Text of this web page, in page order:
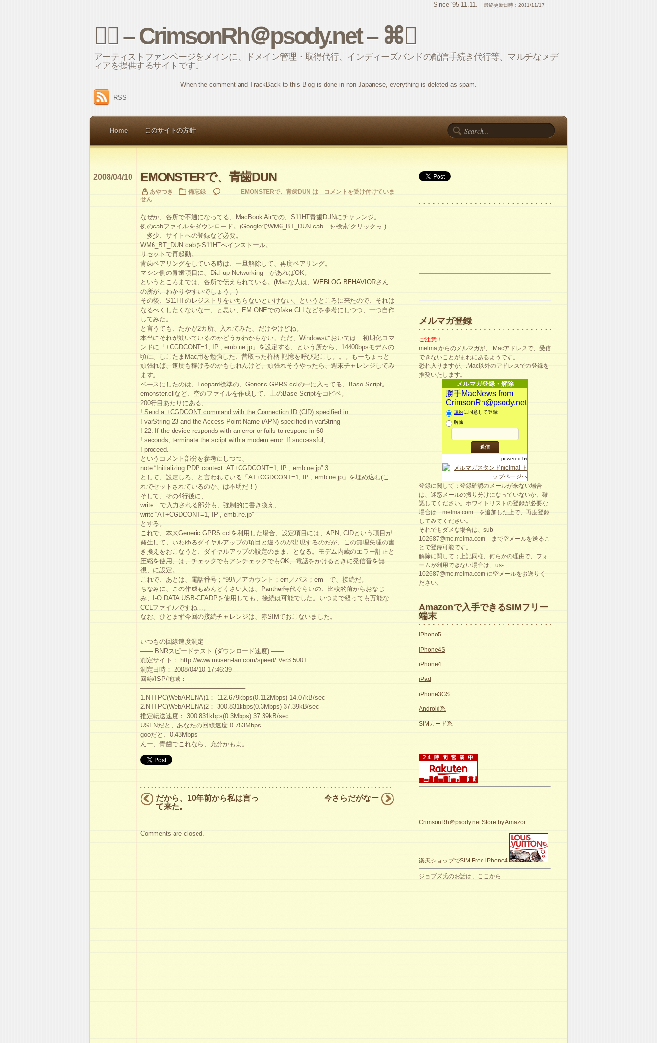
Since '95.11.11. 最終更新日時：2011/11/17
⌘ – CrimsonRh＠psody.net – ⌘
アーティストファンページをメインに、ドメイン管理・取得代行、インディーズバンドの配信手続き代行等、マルチなメデ
ィアを提供するサイトです。
When the comment and TrackBack to this Blog is done in non Japanese, everything is deleted as spam.
RSS
Home このサイトの方針
EMONSTERで、青歯DUN
2008/04/10
あやつき 備忘録 EMONSTERで、青歯DUN は
コメントを受け付けていま
せん
なぜか、各所で不通になってる、MacBook Airでの、S11HT青歯DUNにチャレンジ。
例のcabファイルをダウンロード。(GoogleでWM6_BT_DUN.cab を検索“クリックっ”)
多少、サイトへの登録など必要。
WM6_BT_DUN.cabをS11HTへインストール。
リセットで再起動。
青歯ペアリングをしている時は、一旦解除して、再度ペアリング。
マシン側の青歯項目に、Dial-up Networking があればOK。
というところまでは、各所で伝えられている。(Macな人は、 WEBLOG BEHAVIORさん
の所が、わかりやすいでしょう。)
その後、S11HTのレジストリをいぢらないといけない、というところに来たので、それは
なるべくしたくないなー、と思い、EM ONEでのfake CLLなどを参考にしつつ、一つ自作
してみた。
と言うても、たかが2カ所、入れてみた、だけやけどね。
本当にそれが効いているのかどうかわからない。ただ、Windowsにおいては、初期化コマ
ンドに「+CGDCONT=1, IP , emb.ne.jp」を設定する、という所から、14400bpsモデムの
頃に、しこたまMac用を勉強した、昔取った杵柄 記憶を呼び起こし。。。もーちょっと
頑張れば、速度も稼げるのかもしれんけど。頑張れそうやったら、週末チャレンジしてみ
ます。
ベースにしたのは、Leopard標準の、Generic GPRS.cclの中に入ってる、Base Script。
emonster.cllなど、空のファイルを作成して、上のBase Scriptをコピペ。
200行目あたりにある、
! Send a +CGDCONT command with the Connection ID (CID) specified in
! varString 23 and the Access Point Name (APN) specified in varString
! 22. If the device responds with an error or fails to respond in 60
! seconds, terminate the script with a modem error. If successful,
! proceed.
というコメント部分を参考にしつつ、
note “Initializing PDP context: AT+CGDCONT=1, IP , emb.ne.jp” 3
として、設定しろ、と言われている「AT+CGDCONT=1, IP , emb.ne.jp」を埋め込む(こ
れでセットされているのか、は不明だ！)
そして、その4行後に、
write で入力される部分も、強制的に書き換え、
write “AT+CGDCONT=1, IP , emb.ne.jp”
とする。
これで、本来Generic GPRS.cclを利用した場合、設定項目には、APN, CIDという項目が
発生して、いわゆるダイヤルアップの項目と違うのが出現するのだが、この無理矢理の書
き換えをおこなうと、ダイヤルアップの設定のまま、となる。モデム内蔵のエラー訂正と
圧縮を使用、は、チェックでもアンチェックでもOK、電話をかけるときに発信音を無
視、に設定。
これで、あとは、電話番号；*99#／アカウント；em／パス；em で、接続だ。
ちなみに、この作成もめんどくさい人は、Panther時代ぐらいの、比較的前からおなじ
み、I-O DATA USB-CFADPを使用しても、接続は可能でした。いつまで経っても万能な
CCLファイルですね…。
なお、ひとまず今回の接続チャレンジは、赤SIMでおこないました。
いつもの回線速度測定
—— BNRスピードテスト (ダウンロード速度) ——
測定サイト： http://www.musen-lan.com/speed/ Ver3.5001
測定日時： 2008/04/10 17:46:39
回線/ISP/地域：
————————————————–
1.NTTPC(WebARENA)1： 112.679kbps(0.112Mbps) 14.07kB/sec
2.NTTPC(WebARENA)2： 300.831kbps(0.3Mbps) 37.39kB/sec
推定転送速度： 300.831kbps(0.3Mbps) 37.39kB/sec
USENだと、あなたの回線速度 0.753Mbps
gooだと、0.43Mbps
んー、青歯でこれなら、充分かもよ。
だから、10年前から私は言っ
て来た。
今さらだがなー
Comments are closed.
メルマガ登録
ご注意！
melma!からのメルマガが、.Macアドレスで、受信
できないことがまれにあるようです。
恐れ入りますが、.Mac以外のアドレスでの登録を
推奨いたします。
メルマガ登録・解除
勝手MacNews from
CrimsonRh@psody.net
規約に同意して登録
解除
powered by
登録に関して；登録確認のメールが来ない場合
は、迷惑メールの振り分けになっていないか、確
認してください。ホワイトリストの登録が必要な
場合は、melma.com を追加した上で、再度登録
してみてください。
それでもダメな場合は、sub-
102687@mc.melma.com まで空メールを送るこ
とで登録可能です。
解除に関して；上記同様、何らかの理由で、フォ
ームが利用できない場合は、us-
102687@mc.melma.com に空メールをお送りく
ださい。
Amazonで入手できるSIMフリー
端末
iPhone5
iPhone4S
iPhone4
iPad
iPhone3GS
Android系
SIMカード系
CrimsonRh＠psody.net Store by Amazon
楽天ショップでSIM Free iPhone4
ジョブズ氏のお話は、ここから